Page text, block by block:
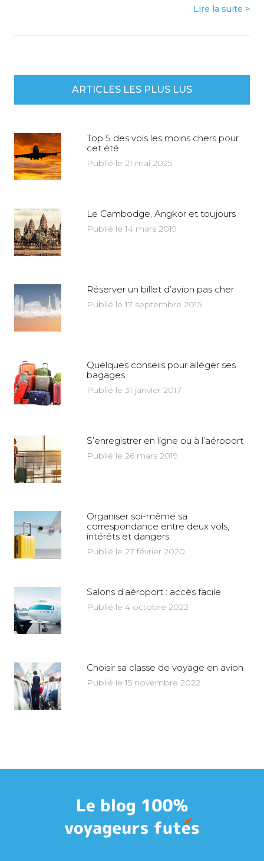
Lire la suite >
ARTICLES LES PLUS LUS
Top 5 des vols les moins chers pour
cet été
Publié le 21 mai 2025
Le Cambodge, Angkor et toujours
Publié le 14 mars 2019
Réserver un billet d’avion pas cher
Publié le 17 septembre 2015
Quelques conseils pour alléger ses
bagages
Publié le 31 janvier 2017
S’enregistrer en ligne ou à l’aéroport
Publié le 26 mars 2019
Organiser soi-même sa
correspondance entre deux vols,
intérêts et dangers
Publié le 27 février 2020
Salons d’aéroport : accès facile
Publié le 4 octobre 2022
Choisir sa classe de voyage en avion
Publié le 15 novembre 2022